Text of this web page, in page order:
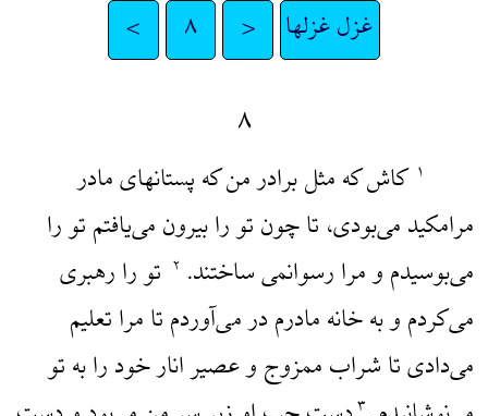
غزل غزلها < ۸ >
۸
۱ کاش که مثل برادر من که پستانهای مادر
مرامکید می‌بودی، تا چون تو را بیرون می‌یافتم تو را
می‌بوسیدم و مرا رسوانمی ساختند. ۲ تو را رهبری
می‌کردم و به خانه مادرم در می‌آوردم تا مرا تعلیم
می‌دادی تا شراب ممزوج و عصیر انار خود را به تو
۳